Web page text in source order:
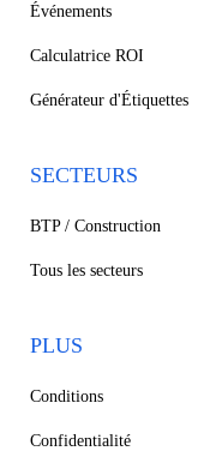
Événements
Calculatrice ROI
Générateur d'Étiquettes
SECTEURS
BTP / Construction
Tous les secteurs
PLUS
Conditions
Confidentialité